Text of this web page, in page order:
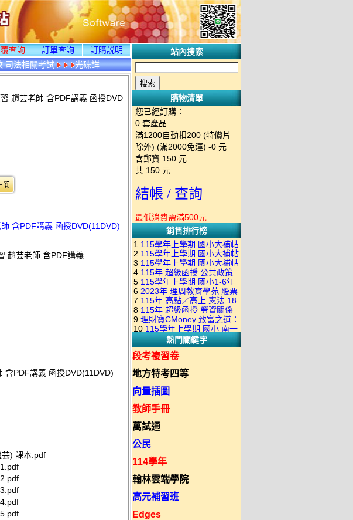
查詢 訂單查詢
訂購説明
.司法相關考試
光碟詳
趙芸老師 含PDF講義 函授DVD
含PDF講義 函授DVD(11DVD)
趙芸老師 含PDF講義
含PDF講義 函授DVD(11DVD)
) 課本.pdf
站內搜索
購物清單
您已經訂購：
0 套產品
滿1200自動扣200 (特價片
除外) (滿2000免運) -0 元
含郵資 150 元
共 150 元
結帳 / 查詢
最低消費需滿500元
銷售排行榜
1 115學年上學期 國小大補帖
南一版 國語+數學+社會+生活
+自然 1-6年級 教學光碟DVD
版(3DVD)
2 115學年上學期 國小大補帖
康軒版 國語+數學+社會+生活
+自然 1-6年級 教學光碟DVD
版(3DVD)
3 115學年上學期 國小大補帖
翰林版 國語+數學+社會+生活
+自然 1-6年級 教學光碟DVD
版(3DVD)
4 115年 超級函授 公共政策
22堂課+總複習 張楚老師 含
PDF講義 函授DVD(9DVD)
5 115學年上學期 國小1-6年
級 習作解答(含康軒.南一.翰林
全版本.全科目)合輯版 DVD版
6 2023年 理周教育學苑 股票
當沖煉金術 主講：朱家泓 國
語發音 DVD版
7 115年 高點／高上 憲法 18
堂課 宗台大老師 含PDF講義
函授DVD(8DVD)【適用於律
師司法考試】
8 115年 超級函授 勞資關係
概要 11堂課+總複習 陸川老
師 含PDF講義 函授
DVD(5DVD)
9 理財寶CMoney 致富之道：
上班族飆股攻略班 主講：朱
家泓+林穎 國語發音 DVD版
10 115學年上學期 國小 南一
版 教師手冊(全年級、全領域)
教學光碟DVD版
熱門關鍵字
段考複習卷
地方特考四等
向量插圖
教師手冊
萬試通
公民
114學年
翰林雲端學院
高元補習班
Edges